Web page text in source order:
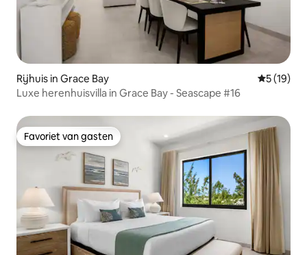
Rijhuis in Grace Bay
5 (19)
Luxe herenhuisvilla in Grace Bay - Seascape #16
Favoriet van gasten
Favoriet van gasten